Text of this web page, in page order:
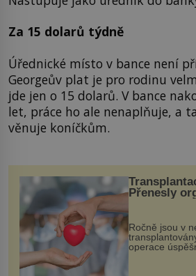
Za 15 dolarů týdně
Úřednické místo v bance není
Georgeův plat je pro rodinu
jde jen o 15 dolarů. V bance
let, práce ho ale nenaplňuje, a
věnuje koníčkům.
Přenesly
Ročně jsou v
operace